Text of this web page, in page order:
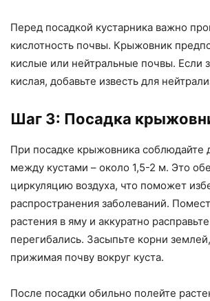
Перед посадкой кустарника важно
кислотность почвы. Крыжовник
кислые или нейтральные почвы. Если
кислая, добавьте известь для
Шаг 3: Посадка
При посадке крыжовника соблюдайте
между кустами – около 1,5-2 м. Это
циркуляцию воздуха, что поможет
распространения заболеваний.
растения в яму и аккуратно
перегибались. Засыпьте корни
прижимая почву вокруг куста.
После посадки обильно полейте